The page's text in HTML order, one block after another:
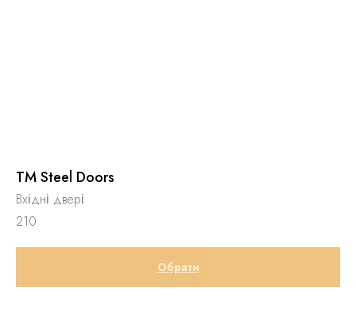
TM Steel Doors
Вхідні двері
210
Обрати